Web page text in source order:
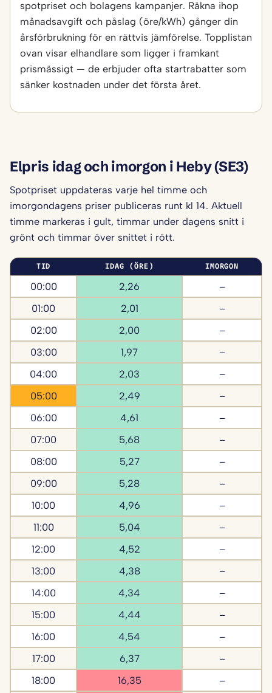
spotpriset och bolagens kampanjer. Räkna ihop
månadsavgift och påslag (öre/kWh) gånger din
årsförbrukning för en rättvis jämförelse. Topplistan
ovan visar elhandlare som ligger i framkant
prismässigt — de erbjuder ofta startrabatter som
sänker kostnaden under det första året.
Elpris idag och imorgon i Heby (SE3)
Spotpriset uppdateras varje hel timme och
imorgondagens priser publiceras runt kl 14. Aktuell
timme markeras i gult, timmar under dagens snitt i
grönt och timmar över snittet i rött.
TID IDAG (ÖRE) IMORGON
00:00 2,26
–
01:00
2,01
–
02:00
2,00
–
03:00
1,97
–
04:00
2,03
–
05:00
2,49
–
06:00
4,61
–
07:00
5,68
–
08:00
5,27
–
09:00
5,28
–
10:00
4,96
–
11:00
5,04
–
12:00
4,52
–
13:00
4,38
–
14:00
4,34
–
15:00
4,44
–
16:00
4,54
–
17:00
6,37
–
18:00
16,35
–